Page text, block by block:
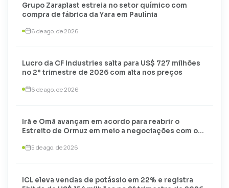
Grupo Zaraplast estreia no setor químico com
compra de fábrica da Yara em Paulínia
6 de ago. de 2026
Lucro da CF Industries salta para US$ 727 milhões
no 2º trimestre de 2026 com alta nos preços
6 de ago. de 2026
Irã e Omã avançam em acordo para reabrir o
Estreito de Ormuz em meio a negociações com os
5 de ago. de 2026
ICL eleva vendas de potássio em 22% e registra